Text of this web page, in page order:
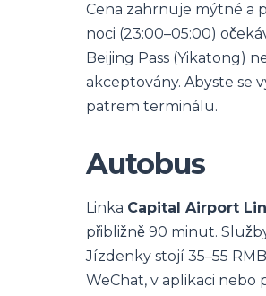
Cena zahrnuje mýtné a
noci (23:00–05:00)
Beijing Pass (Yikatong)
akceptovány. Abyste se
patrem terminálu.
Autobus
Linka Capital Airport
přibližně 90 minut.
Jízdenky stojí 35–55
WeChat, v aplikaci nebo